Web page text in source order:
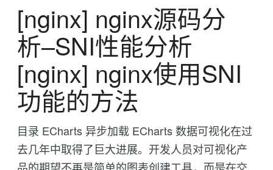
[nginx] nginx源码分
析--SNI性能分析
[nginx] nginx使用SNI
功能的方法
目录 ECharts 异步加载 ECharts 数据可视化在过
去几年中取得了巨大进展。开发人员对可视化产